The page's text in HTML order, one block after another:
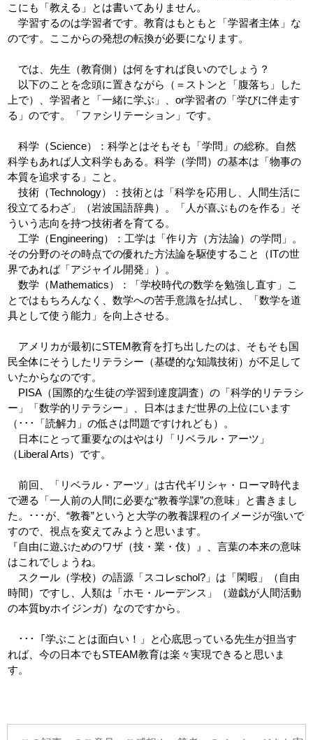
こにも「教える」とは書いてありません。
学習するのは学習者です。教育はもともと「学習者主体」な
のです。ここからの発想の転換が必要になります。
では、先生（教育側）は何をすれば良いのでしょう？
以下のことを念頭に置きながら（＝ストンと「腹落ち」した
上で）、学習者と「一緒に学ぶ」、or学習者の「学びに伴走す
る」のです。「ファシリテーション」です。
科学（Science）：科学とはそもそも「学問」の総称。自然
科学もあれば人文科学もある。科学（学問）の基本は「物事の
本質を追求する」こと。
技術（Technology）：技術とは「科学を応用し、人間生活に
役立てるわざ」（岩波国語辞典）。「人が喜ぶものを作る」そ
ういう志向を持つ技術者を育てる。
工学（Engineering）：工学は「作り方（方法論）の学問」。
その分野のその時点での優れた方法論を駆使すること（ITの世
界であれば「アジャイル開発」）。
数学（Mathematics）：「学校時代の数学を勉強し直す」こ
とではもちろんなく、数学への苦手意識を払拭し、「数学を道
具として使う能力」を向上させる。
アメリカが最初にSTEM教育を打ち出したのは、そもそも国
民全体にそうしたリテラシー（基礎的な知識技術）が不足して
いたからなのです。
PISA（国際的な生徒の学習到達度調査）の「科学的リテラシ
ー」「数学的リテラシー」、日本はまだ世界の上位にいます
（･･･「読解力」の低さは問題ですけれども）。
日本にとって重要なのはやはり「リベラル・アーツ」
（Liberal Arts）です。
前回、「リベラル・アーツ」は古代ギリシャ・ローマ時代ま
で遡る「一人前の人間に必要な“教養学課”の意味」と書きまし
た。･･･が、“教養”というと大学の教養課程のイメージが強いで
すので、視点を変えてみようと思います。
『自由に遊ぶためのワザ（技・業・伎）』、言葉の本来の意味
はこれでしょうね。
スクール（学校）の語源「スコレschol?」は「閑暇」（自由
時間）ですし、人類は「ホモ・ルーデンス」（遊戯が人間活動
の本質byホイジンガ）なのですから。
･･･「学ぶことは面白い！」と心底思っている先生が担当す
れば、今の日本でもSTEAM教育は楽々実現できると思いま
す。